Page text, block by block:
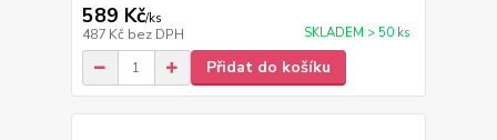
589 Kč/ks
487 Kč bez DPH SKLADEM > 50 ks
Přidat do košíku